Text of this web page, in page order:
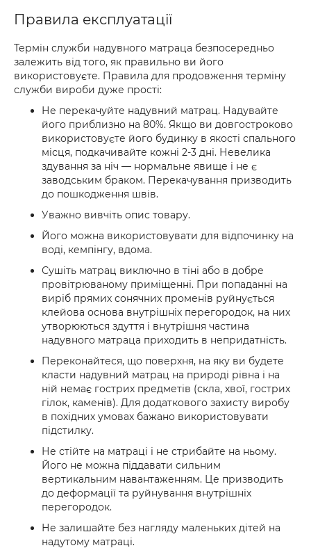
Правила експлуатації
Термін служби надувного матраца безпосередньо
залежить від того, як правильно ви його
використовуєте. Правила для продовження терміну
служби вироби дуже прості:
Не перекачуйте надувний матрац. Надувайте
його приблизно на 80%. Якщо ви довгостроково
використовуєте його будинку в якості спального
місця, подкачивайте кожні 2-3 дні. Невелика
здування за ніч — нормальне явище і не є
заводським браком. Перекачування призводить
до пошкодження швів.
Уважно вивчіть опис товару.
Його можна використовувати для відпочинку на
воді, кемпінгу, вдома.
Сушіть матрац виключно в тіні або в добре
провітрюваному приміщенні. При попаданні на
виріб прямих сонячних променів руйнується
клейова основа внутрішніх перегородок, на них
утворюються здуття і внутрішня частина
надувного матраца приходить в непридатність.
Переконайтеся, що поверхня, на яку ви будете
класти надувний матрац на природі рівна і на
ній немає гострих предметів (скла, хвої, гострих
гілок, каменів). Для додаткового захисту виробу
в похідних умовах бажано використовувати
підстилку.
Не стійте на матраці і не стрибайте на ньому.
Його не можна піддавати сильним
вертикальним навантаженням. Це призводить
до деформації та руйнування внутрішніх
перегородок.
Не залишайте без нагляду маленьких дітей на
надутому матраці.